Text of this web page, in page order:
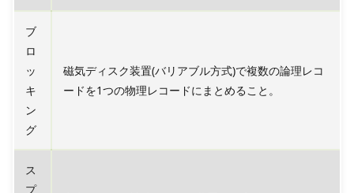
ブ
ロ
ッ
キ
ン
グ
磁気ディスク装置(バリアブル方式)で複数の論理レコ
ードを1つの物理レコードにまとめること。
ス
プ